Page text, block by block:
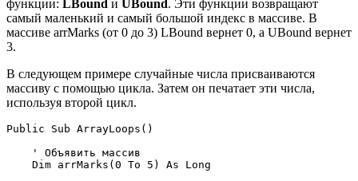
функции: LBound и UBound. Эти функции возвращают
самый маленький и самый большой индекс в массиве. В
массиве arrMarks (от 0 до 3) LBound вернет 0, а UBound вернет
3.
В следующем примере случайные числа присваиваются
массиву с помощью цикла. Затем он печатает эти числа,
используя второй цикл.
Public Sub ArrayLoops()
    ' Объявить массив
    Dim arrMarks(0 To 5) As Long